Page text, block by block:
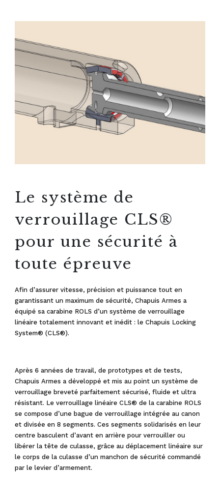
Le système de
verrouillage CLS®
pour une sécurité à
toute épreuve
Afin d’assurer vitesse, précision et puissance tout en
garantissant un maximum de sécurité, Chapuis Armes a
équipé sa carabine ROLS d’un système de verrouillage
linéaire totalement innovant et inédit : le Chapuis Locking
System® (CLS®).
Après 6 années de travail, de prototypes et de tests,
Chapuis Armes a développé et mis au point un système de
verrouillage breveté parfaitement sécurisé, fluide et ultra
résistant. Le verrouillage linéaire CLS® de la carabine ROLS
se compose d’une bague de verrouillage intégrée au canon
et divisée en 8 segments. Ces segments solidarisés en leur
centre basculent d’avant en arrière pour verrouiller ou
libérer la tête de culasse, grâce au déplacement linéaire sur
le corps de la culasse d’un manchon de sécurité commandé
par le levier d’armement.